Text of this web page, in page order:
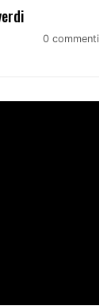
0 commenti